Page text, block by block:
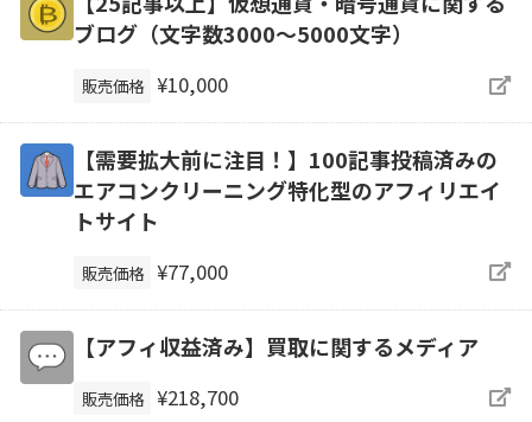
ブログ（文字数3000～5000文字）
販売価格 ¥10,000
【需要拡大前に注目！】100記事投稿済みの
エアコンクリーニング特化型のアフィリエイ
トサイト
販売価格 ¥77,000
【アフィ収益済み】買取に関するメディア
販売価格 ¥218,700